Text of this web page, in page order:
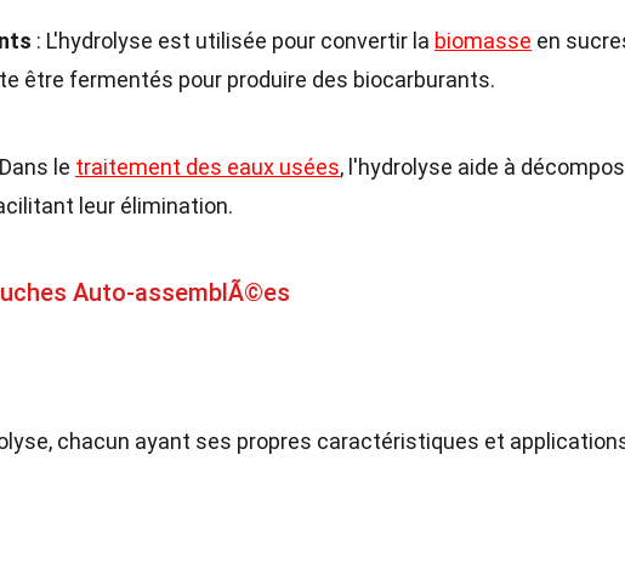
: L'hydrolyse est utilisée pour convertir la biomasse en
être fermentés pour produire des biocarburants.
le traitement des eaux usées, l'hydrolyse aide à
leur élimination.
Auto-assemblÃ©es
chacun ayant ses propres caractéristiques et